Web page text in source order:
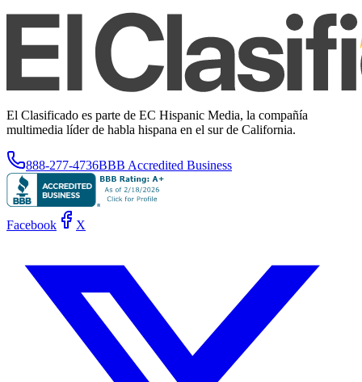
El Clasificado es parte de EC Hispanic Media, la compañía
multimedia líder de habla hispana en el sur de California.
888-277-4736BBB Accredited Business
Facebook X